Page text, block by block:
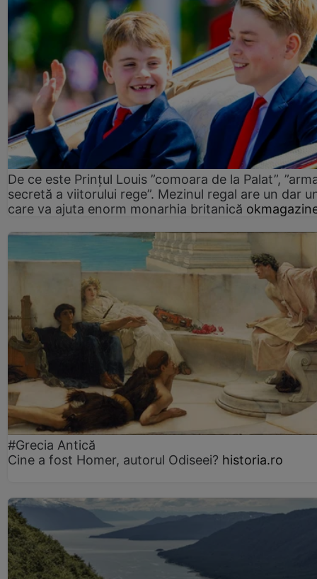
De ce este Prințul Louis ”comoara de la Palat”,
secretă a viitorului rege”. Mezinul regal are un dar
care va ajuta enorm monarhia britanică
#Grecia Antică
Cine a fost Homer, autorul Odiseei? historia.ro